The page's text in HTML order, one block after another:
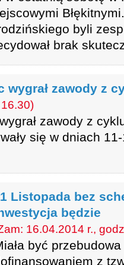
byli
brak
wygrał zawody z
zawody z
się w dniach
Listopada bez
będzie
16.04.2014 r.,
być
z